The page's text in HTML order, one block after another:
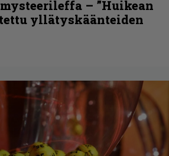
– ”Huikean
yllätyskäänteiden